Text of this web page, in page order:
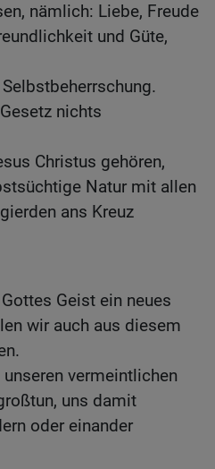
nämlich: Liebe, Freude
und Güte,
nichts
Christus gehören,
Natur mit allen
ans Kreuz
Geist ein neues
wir auch aus diesem
vermeintlichen
uns damit
oder einander